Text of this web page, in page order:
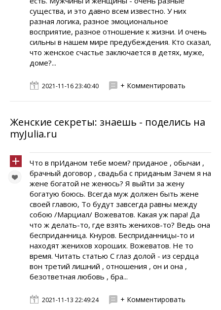
существа, и это давно всем известно. У них
разная логика, разное эмоциональное
восприятие, разное отношение к жизни. И очень
сильны в нашем мире предубеждения. Кто сказал,
что женское счастье заключается в детях, муже,
доме?...
2021-11-16 23:40:40 + Комментировать
Женские секреты: знаешь - поделись на
myJulia.ru
Что в прИданом тебе моем? приданое , обычаи ,
брачный договор , свадьба с приданым Зачем я на
жене богатой не женюсь? Я выйти за жену
богатую боюсь. Всегда муж должен быть жене
своей главою, То будут завсегда равны между
собою /Марциал/ Вожеватов. Какая уж пара! Да
что ж делать-то, где взять женихов-то? Ведь она
бесприданница. Кнуров. Бесприданницы-то и
находят женихов хороших. Вожеватов. Не то
время. Читать статью С глаз долой - из сердца
вон третий лишний , отношения , он и она ,
безответная любовь , бра...
2021-11-13 22:49:24 + Комментировать